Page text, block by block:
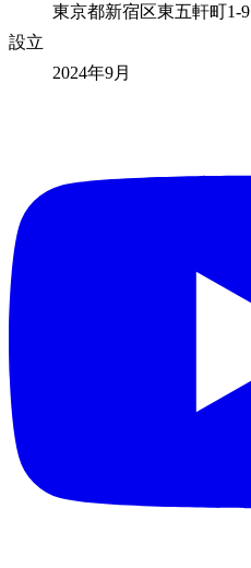
東京都新宿区東五軒町1-9
設立
2024年9月